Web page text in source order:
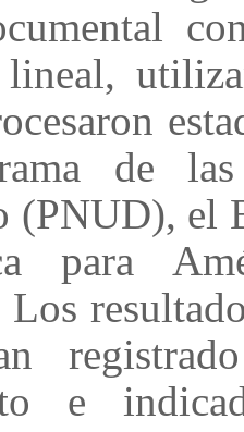
lineal,
de
(PNUD), el
para
e